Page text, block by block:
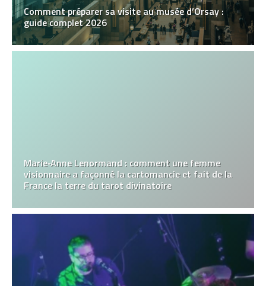
Comment préparer sa visite au musée d’Orsay :
guide complet 2026
Marie‑Anne Lenormand : comment une femme
visionnaire a façonné la cartomancie et fait de la
France la terre du tarot divinatoire